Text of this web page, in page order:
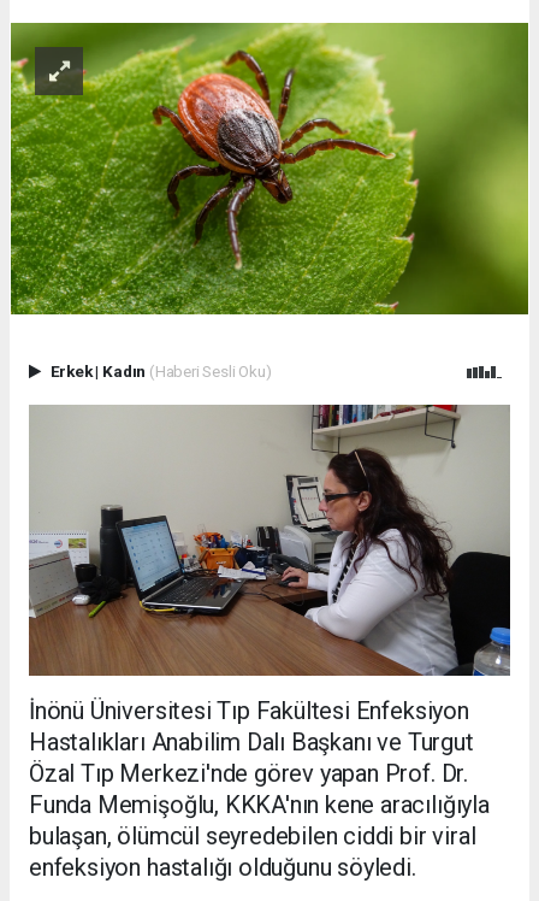
Erkek| Kadın (Haberi Sesli Oku)
İnönü Üniversitesi Tıp Fakültesi Enfeksiyon
Hastalıkları Anabilim Dalı Başkanı ve Turgut
Özal Tıp Merkezi'nde görev yapan Prof. Dr.
Funda Memişoğlu, KKKA'nın kene aracılığıyla
bulaşan, ölümcül seyredebilen ciddi bir viral
enfeksiyon hastalığı olduğunu söyledi.